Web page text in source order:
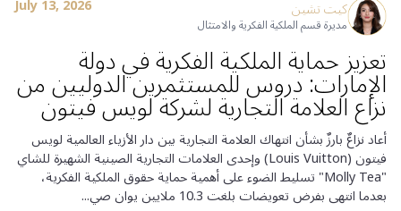
كيت تشين
مديرة قسم الملكية الفكرية والامتثال
July 13, 2026
تعزيز حماية الملكية الفكرية في دولة
الإمارات: دروس للمستثمرين الدوليين من
نزاع العلامة التجارية لشركة لويس فيتون
أعاد نزاعٌ بارزٌ بشأن انتهاك العلامة التجارية بين دار الأزياء العالمية لويس
فيتون (Louis Vuitton) وإحدى العلامات التجارية الصينية الشهيرة للشاي
"Molly Tea" تسليط الضوء على أهمية حماية حقوق الملكية الفكرية،
بعدما انتهى بفرض تعويضات بلغت 10.3 ملايين يوان صي...